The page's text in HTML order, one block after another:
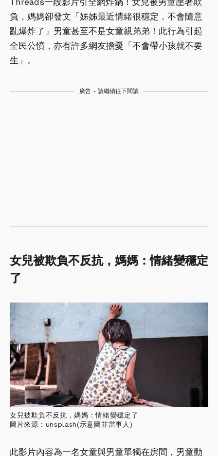
負，媽媽卻發文「姊姊最近情緒很穩定，不會隨意
亂爆炸了」男童甚至不是女童親弟弟！此行為引起
全民公憤，亦有許多網友擔憂「不會帶小孩就不要
生」。
廣告 - 請繼續往下閱讀
女兒被欺負不反抗，媽媽：情緒變穩定
了
女兒被欺負不反抗，媽媽：情緒變穩定了
圖片來源：unsplash(示意圖非當事人)
此影片內容為一名女童與男童單獨在房間，男童動